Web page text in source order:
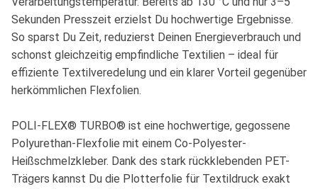
Sekunden Presszeit erzielst Du hochwertige Ergebnisse.
So sparst Du Zeit, reduzierst Deinen Energieverbrauch und
schonst gleichzeitig empfindliche Textilien – ideal für
effiziente Textilveredelung und ein klarer Vorteil gegenüber
herkömmlichen Flexfolien.
POLI-FLEX® TURBO® ist eine hochwertige, gegossene
Polyurethan-Flexfolie mit einem Co-Polyester-
Heißschmelzkleber. Dank des stark rückklebenden PET-
Trägers kannst Du die Plotterfolie für Textildruck exakt